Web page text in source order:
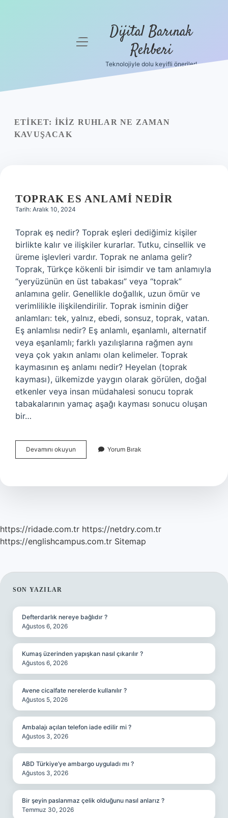
Yasal Uyarı
menüyü
Dijital Barınak
Rehberi
Teknolojiyle dolu keyifli öneriler!
ETIKET: İKIZ RUHLAR NE ZAMAN
KAVUŞACAK
TOPRAK ES ANLAMI NEDIR
Tarih: Aralık 10, 2024
Toprak eş nedir? Toprak eşleri dediğimiz kişiler
birlikte kalır ve ilişkiler kurarlar. Tutku, cinsellik ve
üreme işlevleri vardır. Toprak ne anlama gelir?
Toprak, Türkçe kökenli bir isimdir ve tam anlamıyla
“yeryüzünün en üst tabakası” veya “toprak”
anlamına gelir. Genellikle doğallık, uzun ömür ve
verimlilikle ilişkilendirilir. Toprak isminin diğer
anlamları: tek, yalnız, ebedi, sonsuz, toprak, vatan.
Eş anlamlısı nedir? Eş anlamlı, eşanlamlı, alternatif
veya eşanlamlı; farklı yazılışlarına rağmen aynı
veya çok yakın anlamı olan kelimeler. Toprak
kaymasının eş anlamı nedir? Heyelan (toprak
kayması), ülkemizde yaygın olarak görülen, doğal
etkenler veya insan müdahalesi sonucu toprak
tabakalarının yamaç aşağı kayması sonucu oluşan
bir…
Devamını okuyun
Es
Yorum Bırak
https://ridade.com.tr https://netdry.com.tr
https://englishcampus.com.tr Sitemap
SIDEBAR
SON YAZILAR
Defterdarlık nereye bağlıdır ?
Ağustos 6, 2026
Kumaş üzerinden yapışkan nasıl çıkarılır ?
Ağustos 6, 2026
Avene cicalfate nerelerde kullanılır ?
Ağustos 5, 2026
Ambalajı açılan telefon iade edilir mi ?
Ağustos 3, 2026
ABD Türkiye’ye ambargo uyguladı mı ?
Ağustos 3, 2026
Bir şeyin paslanmaz çelik olduğunu nasıl anlarız ?
Temmuz 30, 2026